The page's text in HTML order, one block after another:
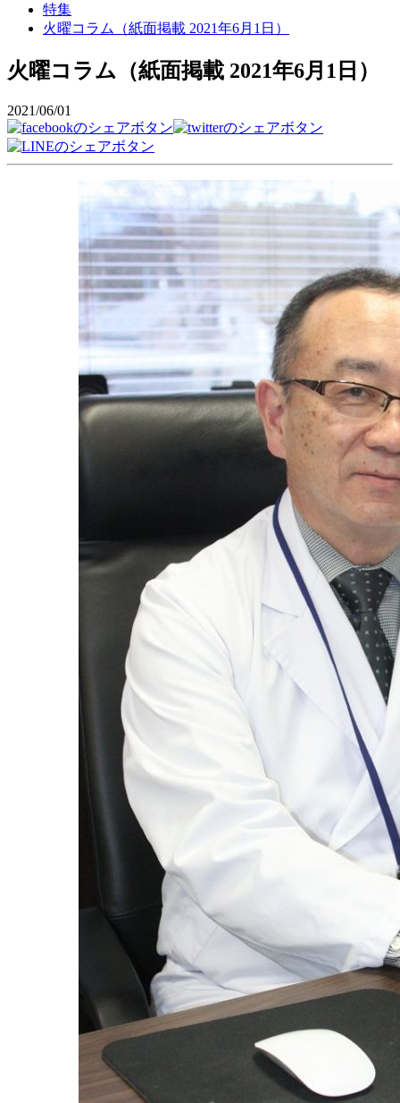
特集
火曜コラム（紙面掲載 2021年6月1日）
火曜コラム（紙面掲載 2021年6月1日）
2021/06/01